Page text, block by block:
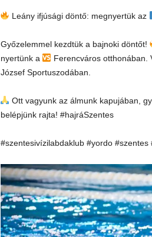
Leány ifjúsági döntő: megnyertük az
Győzelemmel kezdtük a bajnoki döntőt!
nyertünk a
Ferencváros otthonában.
József Sportuszodában.
Ott vagyunk az álmunk kapujában,
belépjünk rajta! #hajráSzentes
#szentesivízilabdaklub #yordo